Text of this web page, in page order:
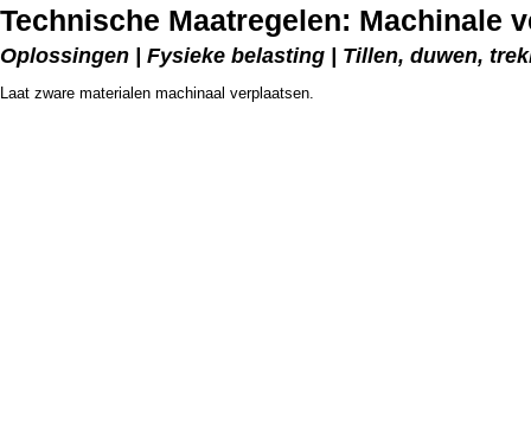
Technische Maatregelen: Machinale
Oplossingen | Fysieke belasting | Tillen, duwen,
Laat zware materialen machinaal verplaatsen.